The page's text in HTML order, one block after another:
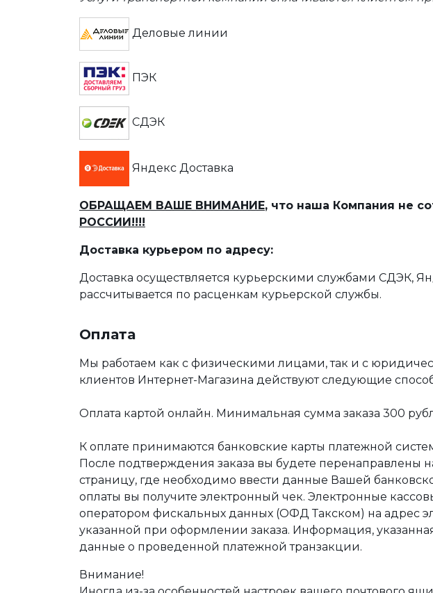
Деловые линии
ПЭК
СДЭК
Яндекс Доставка
ОБРАЩАЕМ ВАШЕ ВНИМАНИЕ, что наша Компания не
РОССИИ!!!!
Доставка курьером по адресу:
Доставка осуществляется курьерскими службами СДЭК,
рассчитывается по расценкам курьерской службы.
Оплата
Мы работаем как с физическими лицами, так и с
клиентов Интернет-Магазина действуют следующие
Оплата картой онлайн. Минимальная сумма заказа 300
К оплате принимаются банковские карты платежной
После подтверждения заказа вы будете перенаправлены
страницу, где необходимо ввести данные Вашей
оплаты вы получите электронный чек. Электронные
оператором фискальных данных (ОФД Такском) на адрес
указанной при оформлении заказа. Информация,
данные о проведенной платежной транзакции.
Внимание!